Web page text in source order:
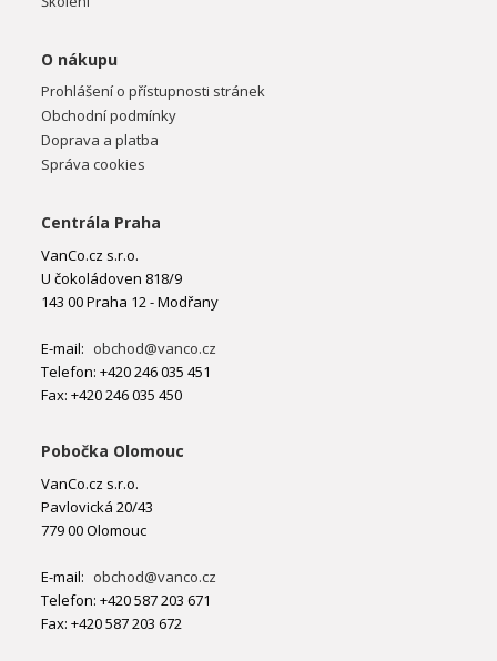
O nákupu
Prohlášení o přístupnosti stránek
Obchodní podmínky
Doprava a platba
Správa cookies
Centrála Praha
VanCo.cz s.r.o.
U čokoládoven 818/9
143 00 Praha 12 - Modřany
E-mail: obchod@vanco.cz
Telefon: +420 246 035 451
Fax: +420 246 035 450
Pobočka Olomouc
VanCo.cz s.r.o.
Pavlovická 20/43
779 00 Olomouc
E-mail: obchod@vanco.cz
Telefon: +420 587 203 671
Fax: +420 587 203 672